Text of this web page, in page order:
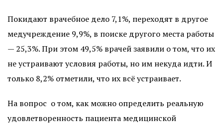
Покидают врачебное дело 7,1%, переходят в другое
медучреждение 9,9%, в поиске другого места работы
— 25,3%. При этом 49,5% врачей заявили о том, что их
не устраивают условия работы, но им некуда идти. И
только 8,2% отметили, что их всё устраивает.
На вопрос о том, как можно определить реальную
удовлетворенность пациента медицинской